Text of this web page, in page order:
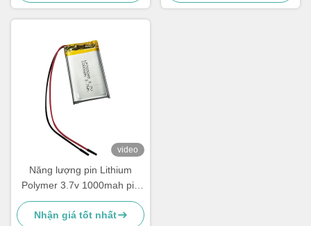
video
Năng lượng pin Lithium
Polymer 3.7v 1000mah pin
LiPo 703048
Nhận giá tốt nhất